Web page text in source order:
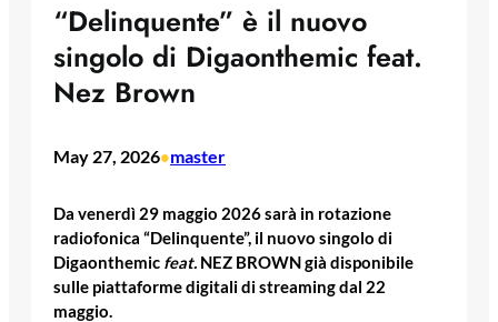
“Delinquente” è il nuovo
singolo di Digaonthemic feat.
Nez Brown
May 27, 2026•master
Da venerdì 29 maggio 2026 sarà in rotazione
radiofonica “Delinquente”, il nuovo singolo di
Digaonthemic feat. NEZ BROWN già disponibile
sulle piattaforme digitali di streaming dal 22
maggio.